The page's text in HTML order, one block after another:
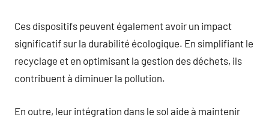
Ces dispositifs peuvent également avoir un impact
significatif sur la durabilité écologique. En simplifiant le
recyclage et en optimisant la gestion des déchets, ils
contribuent à diminuer la pollution.
En outre, leur intégration dans le sol aide à maintenir